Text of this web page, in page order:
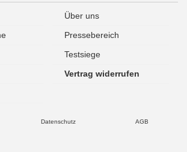
Über uns
Pressebereich
Testsiege
Vertrag widerrufen
Datenschutz AGB